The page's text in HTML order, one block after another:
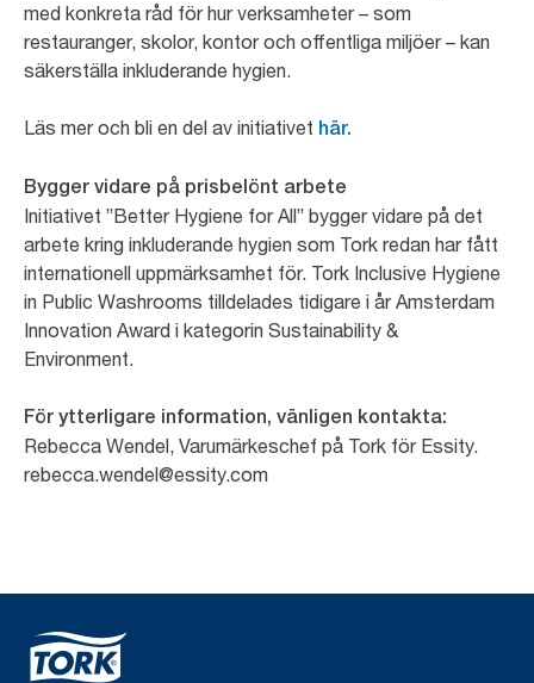
med konkreta råd för hur verksamheter – som
restauranger, skolor, kontor och offentliga miljöer – kan
säkerställa inkluderande hygien.
Läs mer och bli en del av initiativet här.
Bygger vidare på prisbelönt arbete
Initiativet ”Better Hygiene for All” bygger vidare på det
arbete kring inkluderande hygien som Tork redan har fått
internationell uppmärksamhet för. Tork Inclusive Hygiene
in Public Washrooms tilldelades tidigare i år Amsterdam
Innovation Award i kategorin Sustainability &
Environment.
För ytterligare information, vänligen kontakta:
Rebecca Wendel, Varumärkeschef på Tork för Essity.
rebecca.wendel@essity.com